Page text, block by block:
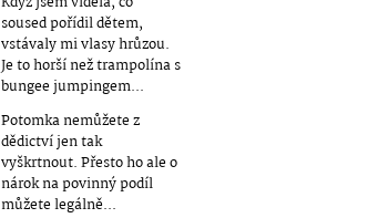
soused pořídil dětem,
vstávaly mi vlasy hrůzou.
Je to horší než trampolína s
bungee jumpingem...
Potomka nemůžete z
dědictví jen tak
vyškrtnout. Přesto ho ale o
nárok na povinný podíl
můžete legálně...